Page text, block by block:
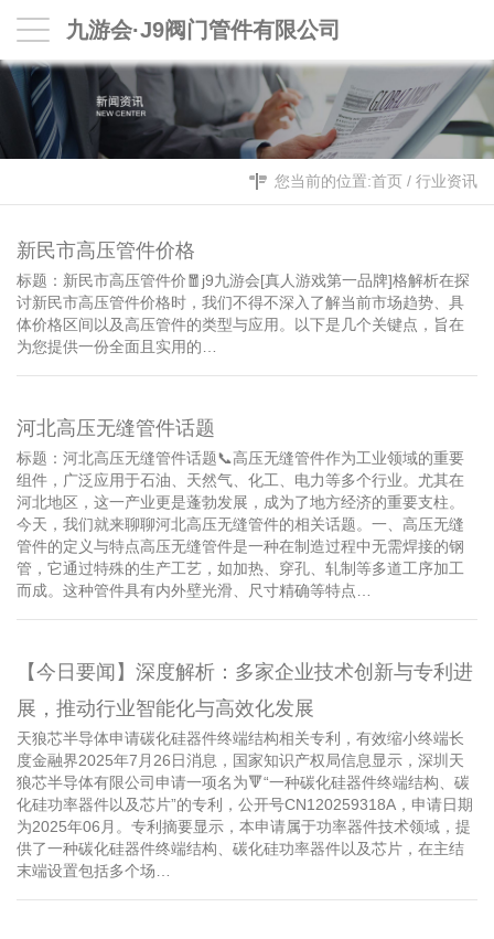
九游会·J9阀门管件有限公司
您当前的位置:首页 / 行业资讯
新民市高压管件价格
标题：新民市高压管件价🧧j9九游会[真人游戏第一品牌]格解析在探
讨新民市高压管件价格时，我们不得不深入了解当前市场趋势、具
体价格区间以及高压管件的类型与应用。以下是几个关键点，旨在
为您提供一份全面且实用的…
河北高压无缝管件话题
标题：河北高压无缝管件话题📞高压无缝管件作为工业领域的重要
组件，广泛应用于石油、天然气、化工、电力等多个行业。尤其在
河北地区，这一产业更是蓬勃发展，成为了地方经济的重要支柱。
今天，我们就来聊聊河北高压无缝管件的相关话题。一、高压无缝
管件的定义与特点高压无缝管件是一种在制造过程中无需焊接的钢
管，它通过特殊的生产工艺，如加热、穿孔、轧制等多道工序加工
而成。这种管件具有内外壁光滑、尺寸精确等特点…
【今日要闻】深度解析：多家企业技术创新与专利进
展，推动行业智能化与高效化发展
天狼芯半导体申请碳化硅器件终端结构相关专利，有效缩小终端长
度金融界2025年7月26日消息，国家知识产权局信息显示，深圳天
狼芯半导体有限公司申请一项名为🔻“一种碳化硅器件终端结构、碳
化硅功率器件以及芯片”的专利，公开号CN120259318A，申请日期
为2025年06月。专利摘要显示，本申请属于功率器件技术领域，提
供了一种碳化硅器件终端结构、碳化硅功率器件以及芯片，在主结
末端设置包括多个场…